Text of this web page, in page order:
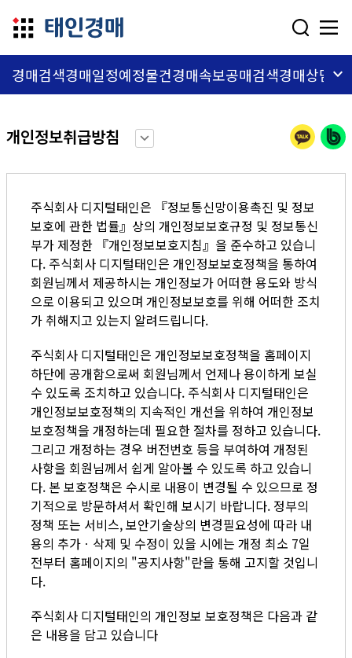
dehaze
경매검색경매일정예정물건경매속보공매검색경매상담 교
keyboard_arrow_down
개인정보취급방침 keyboard_arrow_down
주식회사 디지털태인은 『정보통신망이용촉진 및 정보
보호에 관한 법률』상의 개인정보보호규정 및 정보통신
부가 제정한 『개인정보보호지침』을 준수하고 있습니
다. 주식회사 디지털태인은 개인정보보호정책을 통하여
회원님께서 제공하시는 개인정보가 어떠한 용도와 방식
으로 이용되고 있으며 개인정보보호를 위해 어떠한 조치
가 취해지고 있는지 알려드립니다.
주식회사 디지털태인은 개인정보보호정책을 홈페이지
하단에 공개함으로써 회원님께서 언제나 용이하게 보실
수 있도록 조치하고 있습니다. 주식회사 디지털태인은
개인정보보호정책의 지속적인 개선을 위하여 개인정보
보호정책을 개정하는데 필요한 절차를 정하고 있습니다.
그리고 개정하는 경우 버전번호 등을 부여하여 개정된
사항을 회원님께서 쉽게 알아볼 수 있도록 하고 있습니
다. 본 보호정책은 수시로 내용이 변경될 수 있으므로 정
기적으로 방문하셔서 확인해 보시기 바랍니다. 정부의
정책 또는 서비스, 보안기술상의 변경필요성에 따라 내
용의 추가ㆍ삭제 및 수정이 있을 시에는 개정 최소 7일
전부터 홈페이지의 "공지사항"란을 통해 고지할 것입니
다.
주식회사 디지털태인의 개인정보 보호정책은 다음과 같
은 내용을 담고 있습니다